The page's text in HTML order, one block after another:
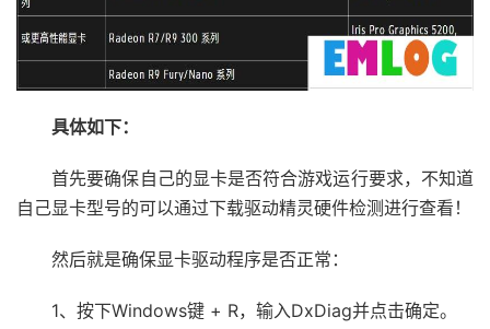
具体如下：
首先要确保自己的显卡是否符合游戏运行要求，不知道
自己显卡型号的可以通过下载驱动精灵硬件检测进行查看！
然后就是确保显卡驱动程序是否正常：
1、按下Windows键 + R，输入DxDiag并点击确定。